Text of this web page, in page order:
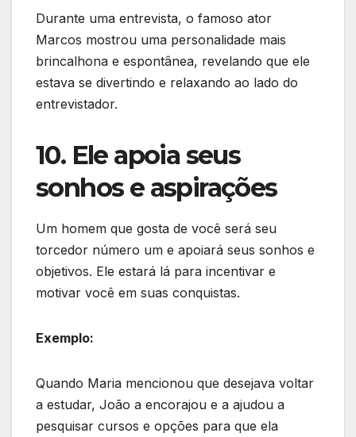
Durante uma entrevista, o famoso ator
Marcos mostrou uma personalidade mais
brincalhona e espontânea, revelando que ele
estava se divertindo e relaxando ao lado do
entrevistador.
10. Ele apoia seus
sonhos e aspirações
Um homem que gosta de você será seu
torcedor número um e apoiará seus sonhos e
objetivos. Ele estará lá para incentivar e
motivar você em suas conquistas.
Exemplo:
Quando Maria mencionou que desejava voltar
a estudar, João a encorajou e a ajudou a
pesquisar cursos e opções para que ela